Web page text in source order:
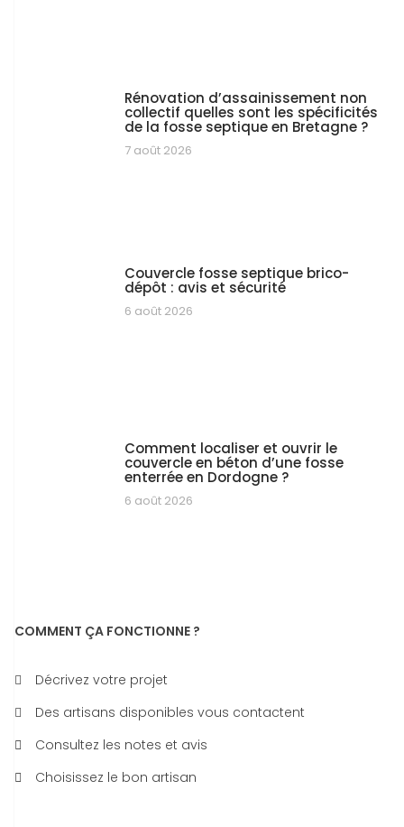
Rénovation d’assainissement non
collectif quelles sont les spécificités
de la fosse septique en Bretagne ?
7 août 2026
Couvercle fosse septique brico-
dépôt : avis et sécurité
6 août 2026
Comment localiser et ouvrir le
couvercle en béton d’une fosse
enterrée en Dordogne ?
6 août 2026
COMMENT ÇA FONCTIONNE ?
Décrivez votre projet
Des artisans disponibles vous contactent
Consultez les notes et avis
Choisissez le bon artisan